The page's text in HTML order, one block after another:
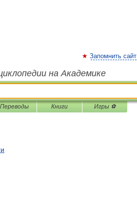
Запомнить сайт
на Академике
Переводы Книги Игры ⚽